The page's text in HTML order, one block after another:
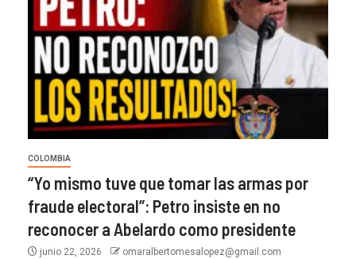
COLOMBIA
“Yo mismo tuve que tomar las armas por
fraude electoral”: Petro insiste en no
reconocer a Abelardo como presidente
junio 22, 2026 omaralbertomesalopez@gmail.com